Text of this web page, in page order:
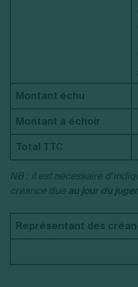
Montant échu
Montant à échoir
Total TTC
NB : il est nécessaire
créance due au jour du
Représentant des